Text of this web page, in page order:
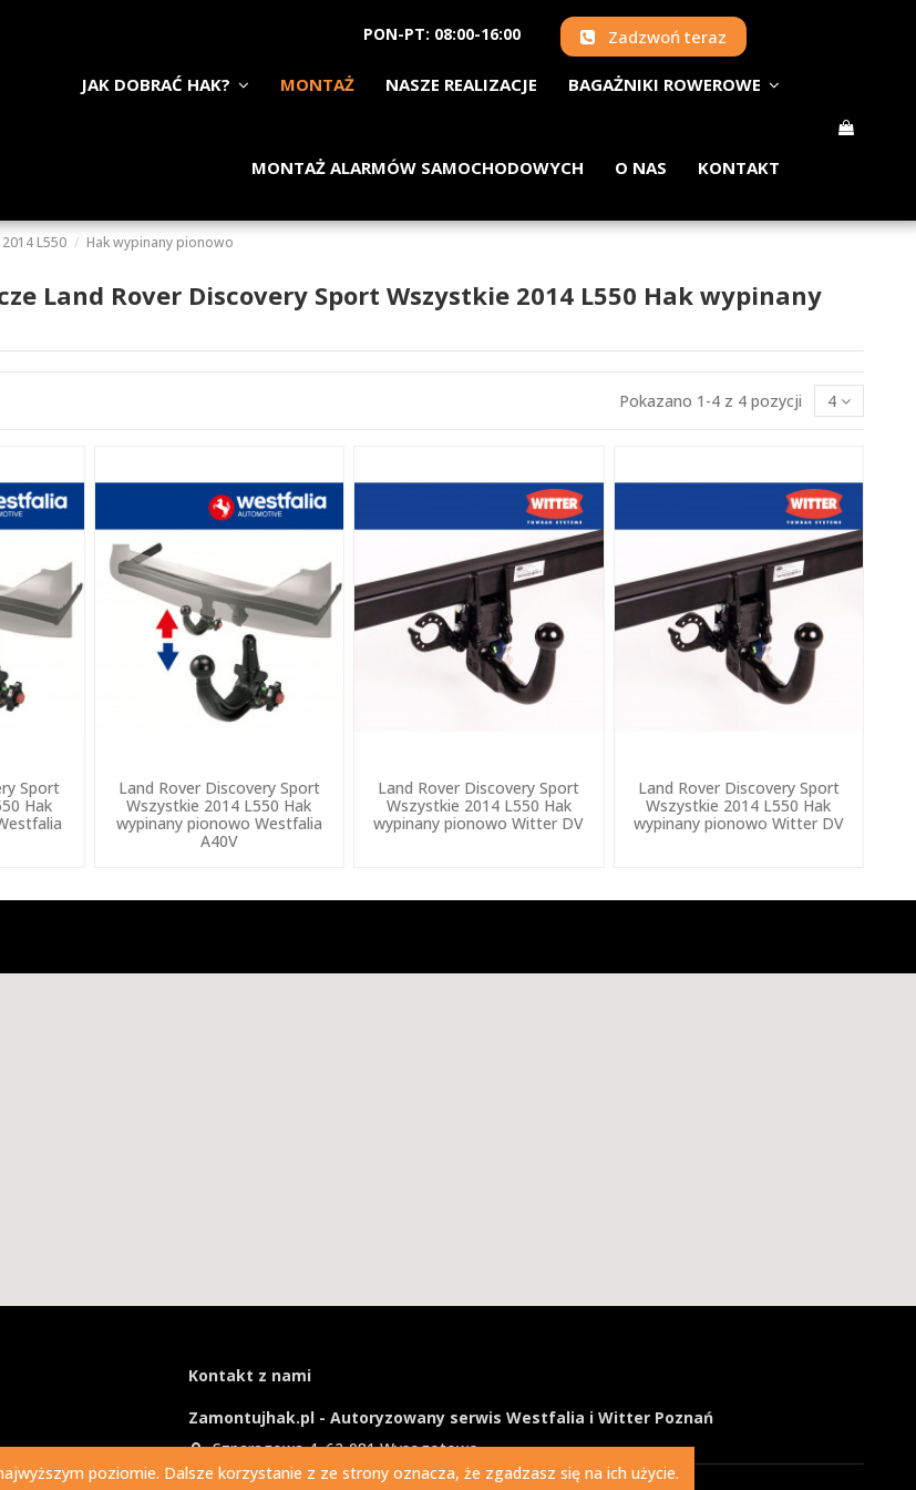
PON-PT: 08:00-16:00 Zadzwoń teraz
JAK DOBRAĆ HAK? MONTAŻ NASZE REALIZACJE BAGAŻNIKI ROWEROWE
MONTAŻ ALARMÓW SAMOCHODOWYCH O NAS KONTAKT
2014 L550 Hak wypinany pionowo
Land Rover Discovery Sport Wszystkie 2014 L550 Hak wypinany
Pokazano 1-4 z 4 pozycji 4
Sport
Hak
Land Rover Discovery Sport
Wszystkie 2014 L550 Hak
wypinany pionowo Westfalia
A40V
Land Rover Discovery Sport
Wszystkie 2014 L550 Hak
wypinany pionowo Witter DV
Land Rover Discovery Sport
Wszystkie 2014 L550 Hak
wypinany pionowo Witter DV
Kontakt z nami
Zamontujhak.pl - Autoryzowany serwis Westfalia i Witter Poznań
Szparagowa 4, 62-081 Wysogotowo
730 037 037
poziomie. Dalsze korzystanie z ze strony oznacza, że zgadzasz się na ich użycie.